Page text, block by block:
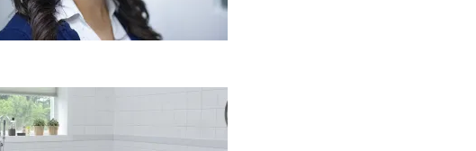
vežimėliui vonią?